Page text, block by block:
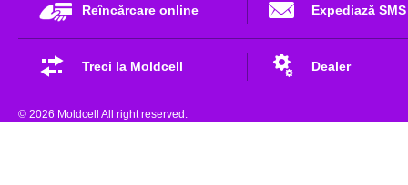
Reîncărcare online Expediază SMS
Treci la Moldcell Dealer
© 2026 Moldcell All right reserved.